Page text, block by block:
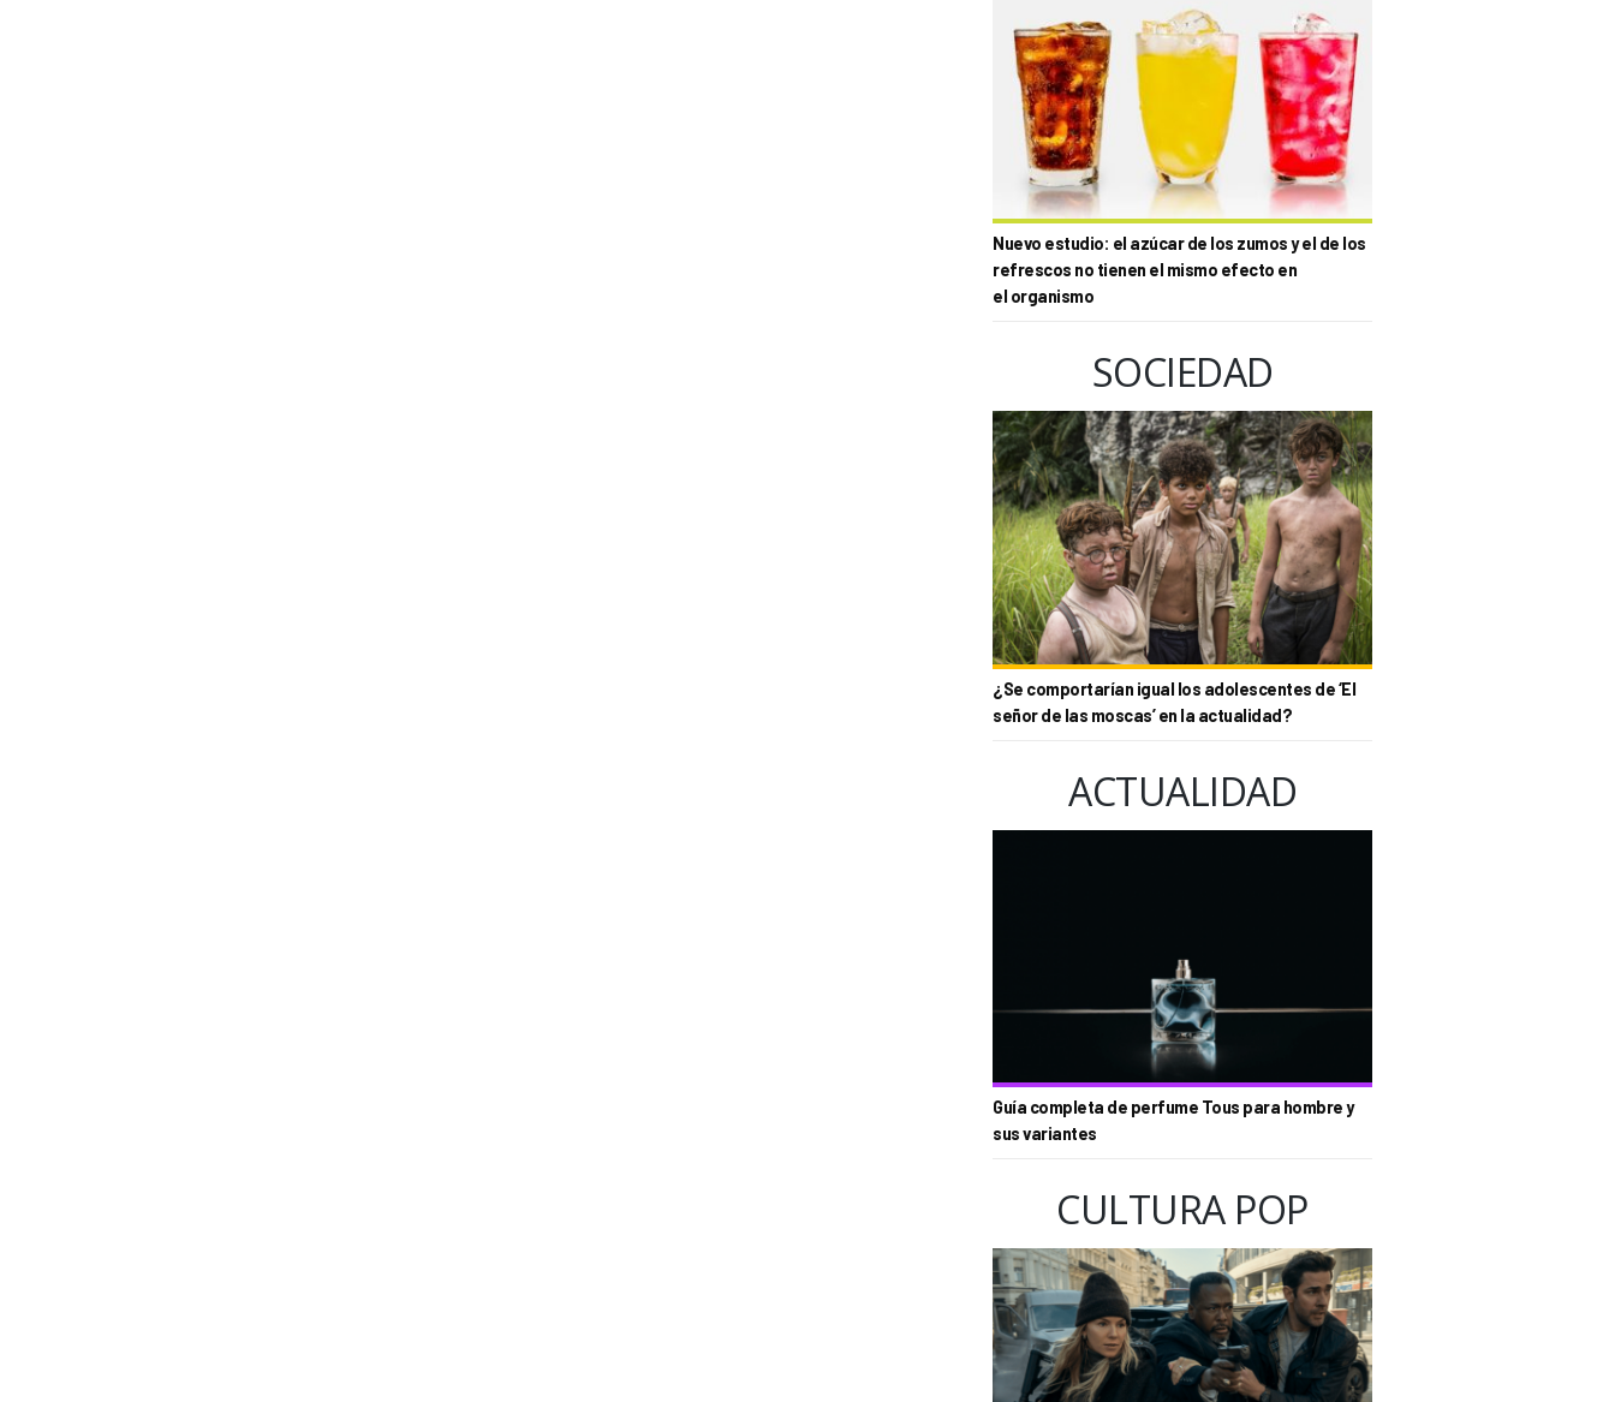
Nuevo estudio: el azúcar de los zumos y el de los
refrescos no tienen el mismo efecto en
el organismo
SOCIEDAD
¿Se comportarían igual los adolescentes de ‘El
señor de las moscas’ en la actualidad?
ACTUALIDAD
Guía completa de perfume Tous para hombre y
sus variantes
CULTURA POP